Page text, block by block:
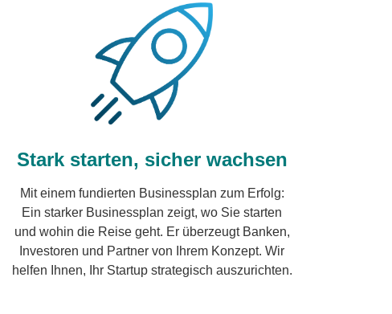
Stark starten, sicher wachsen
Mit einem fundierten Businessplan zum Erfolg:
Ein starker Businessplan zeigt, wo Sie starten
und wohin die Reise geht. Er überzeugt Banken,
Investoren und Partner von Ihrem Konzept. Wir
helfen Ihnen, Ihr Startup strategisch auszurichten.